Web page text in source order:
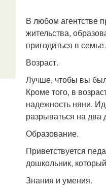
В любом агентстве
жительства,
пригодиться в
Возраст.
Лучше, чтобы вы
Кроме того, в
надежность няни.
разрываться на два
Образование.
Приветствуется
дошкольник,
Знания и умения.